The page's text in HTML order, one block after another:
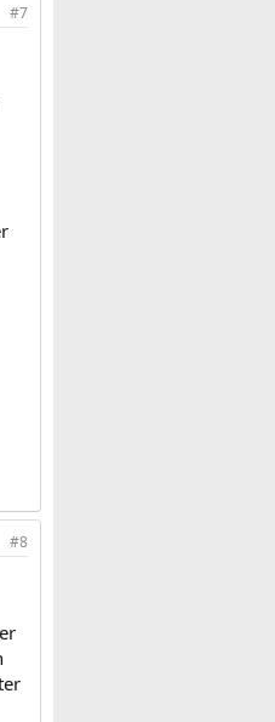
#7
#8